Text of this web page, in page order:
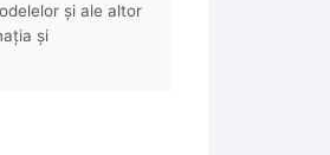
și ale altor
și